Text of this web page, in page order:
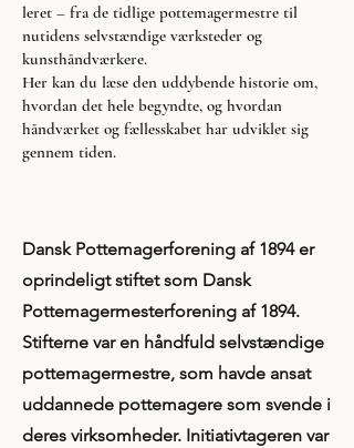
leret – fra de tidlige pottemagermestre til
nutidens selvstændige værksteder og
kunsthåndværkere.
Her kan du læse den uddybende historie om,
hvordan det hele begyndte, og hvordan
håndværket og fællesskabet har udviklet sig
gennem tiden.
​Dansk Pottemagerforening af 1894 er
oprindeligt stiftet som Dansk
Pottemagermesterforening af 1894.
Stifterne var en håndfuld selvstændige
pottemagermestre, som havde ansat
uddannede pottemagere som svende i
deres virksomheder. Initiativtageren var